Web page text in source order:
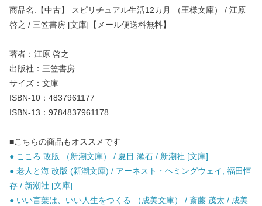
商品名:【中古】 スピリチュアル生活12カ月 （王様文庫） / 江原
啓之 / 三笠書房 [文庫]【メール便送料無料】
著者：江原 啓之
出版社：三笠書房
サイズ：文庫
ISBN-10：4837961177
ISBN-13：9784837961178
■こちらの商品もオススメです
● こころ 改版 （新潮文庫） / 夏目 漱石 / 新潮社 [文庫]
● 老人と海 改版 (新潮文庫) / アーネスト・ヘミングウェイ, 福田恒
存 / 新潮社 [文庫]
● いい言葉は、いい人生をつくる （成美文庫） / 斎藤 茂太 / 成美